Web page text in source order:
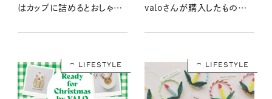
はカップに詰めるとおしゃ
の探し #18
valoさんが購入したものは？
し #10
LIFESTYLE LIFESTYLE